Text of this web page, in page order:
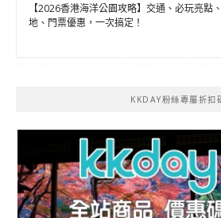
【2026香港海洋公園攻略】交通、必玩亮點
地、門票優惠，一次搞定！
KKDAY粉絲專屬折扣